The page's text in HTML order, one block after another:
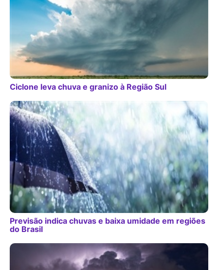
Ciclone leva chuva e granizo à Região Sul
Previsão indica chuvas e baixa umidade em regiões
do Brasil